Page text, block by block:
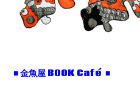
■ 金魚屋 BOOK Café ■